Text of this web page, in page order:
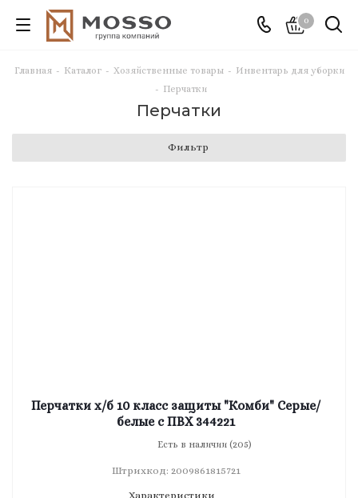
0
Главная - Каталог - Хозяйственные товары - Инвентарь для уборки
- Перчатки
Перчатки
Фильтр
Перчатки х/б 10 класс защиты "Комби" Серые/
белые с ПВХ 344221
Есть в наличии (205)
Штрихкод: 2009861815721
Характеристики